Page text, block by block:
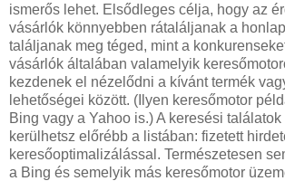
ismerős lehet. Elsődleges célja, hogy az
vásárlók könnyebben rátaláljanak a
találjanak meg téged, mint a
vásárlók általában valamelyik
kezdenek el nézelődni a kívánt termék
lehetőségei között. (Ilyen keresőmotor
Bing vagy a Yahoo is.) A keresési
kerülhetsz előrébb a listában: fizetett
keresőoptimalizálással. Természetesen
a Bing és semelyik más keresőmotor